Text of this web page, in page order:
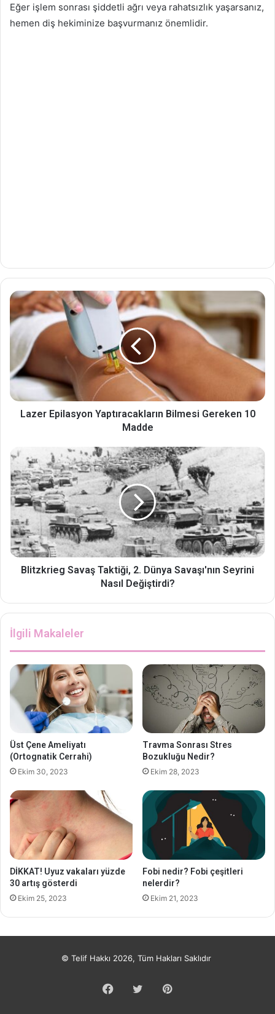
Eğer işlem sonrası şiddetli ağrı veya rahatsızlık yaşarsanız,
hemen diş hekiminize başvurmanız önemlidir.
Lazer Epilasyon Yaptıracakların Bilmesi Gereken 10
Madde
Blitzkrieg Savaş Taktiği, 2. Dünya Savaşı'nın Seyrini
Nasıl Değiştirdi?
İlgili Makaleler
Üst Çene Ameliyatı
(Ortognatik Cerrahi)
Ekim 30, 2023
Travma Sonrası Stres
Bozukluğu Nedir?
Ekim 28, 2023
DİKKAT! Uyuz vakaları yüzde
30 artış gösterdi
Ekim 25, 2023
Fobi nedir? Fobi çeşitleri
nelerdir?
Ekim 21, 2023
© Telif Hakkı 2026, Tüm Hakları Saklıdır
Facebook
TwitterPinterest